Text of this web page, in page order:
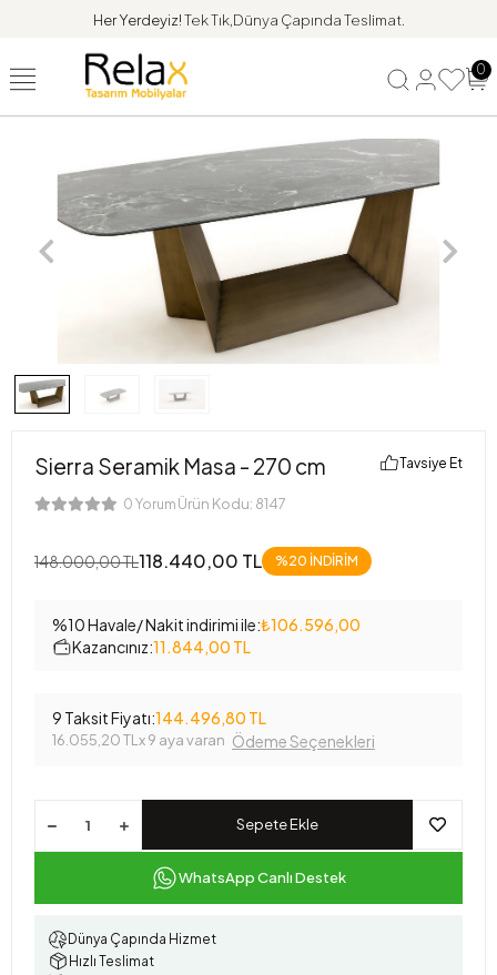
Her Yerdeyiz!Tek Tık,Dünya Çapında Teslimat.
0
Sierra Seramik Masa - 270 cm
0 Yorum Ürün Kodu: 8147
Tavsiye Et
148.000,00 TL118.440,00 TL %20 İNDİRİM
%10 Havale/ Nakit indirimi ile:₺106.596,00
Kazancınız:11.844,00 TL
9 Taksit Fiyatı:144.496,80 TL
16.055,20 TL x 9 aya varan Ödeme Seçenekleri
Sepete Ekle
WhatsApp Canlı Destek
Dünya Çapında Hizmet
Hızlı Teslimat